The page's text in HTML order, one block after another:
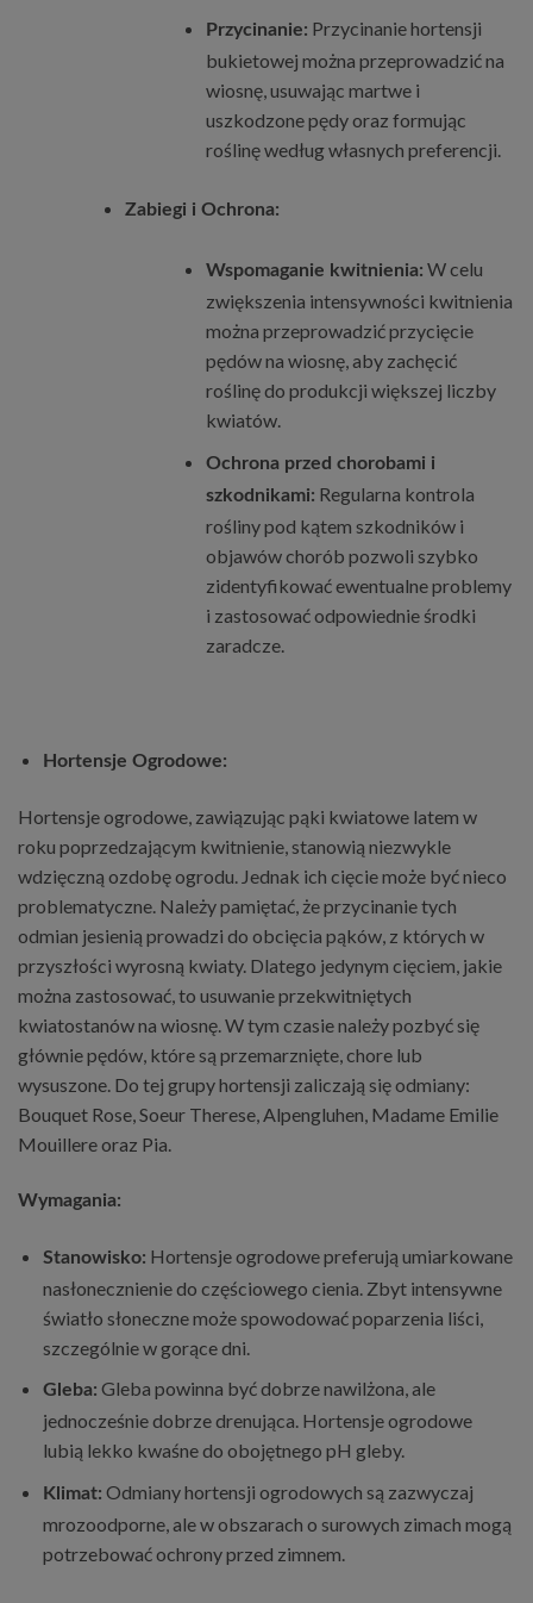
Przycinanie: Przycinanie hortensji
bukietowej można przeprowadzić na
wiosnę, usuwając martwe i
uszkodzone pędy oraz formując
roślinę według własnych preferencji.
Zabiegi i Ochrona:
Wspomaganie kwitnienia: W celu
zwiększenia intensywności kwitnienia
można przeprowadzić przycięcie
pędów na wiosnę, aby zachęcić
roślinę do produkcji większej liczby
kwiatów.
Ochrona przed chorobami i
szkodnikami: Regularna kontrola
rośliny pod kątem szkodników i
objawów chorób pozwoli szybko
zidentyfikować ewentualne problemy
i zastosować odpowiednie środki
zaradcze.
Hortensje Ogrodowe:
Hortensje ogrodowe, zawiązując pąki kwiatowe latem w
roku poprzedzającym kwitnienie, stanowią niezwykle
wdzięczną ozdobę ogrodu. Jednak ich cięcie może być nieco
problematyczne. Należy pamiętać, że przycinanie tych
odmian jesienią prowadzi do obcięcia pąków, z których w
przyszłości wyrosną kwiaty. Dlatego jedynym cięciem, jakie
można zastosować, to usuwanie przekwitniętych
kwiatostanów na wiosnę. W tym czasie należy pozbyć się
głównie pędów, które są przemarznięte, chore lub
wysuszone. Do tej grupy hortensji zaliczają się odmiany:
Bouquet Rose, Soeur Therese, Alpengluhen, Madame Emilie
Mouillere oraz Pia.
Wymagania:
Stanowisko: Hortensje ogrodowe preferują umiarkowane
nasłonecznienie do częściowego cienia. Zbyt intensywne
światło słoneczne może spowodować poparzenia liści,
szczególnie w gorące dni.
Gleba: Gleba powinna być dobrze nawilżona, ale
jednocześnie dobrze drenująca. Hortensje ogrodowe
lubią lekko kwaśne do obojętnego pH gleby.
Klimat: Odmiany hortensji ogrodowych są zazwyczaj
mrozoodporne, ale w obszarach o surowych zimach mogą
potrzebować ochrony przed zimnem.